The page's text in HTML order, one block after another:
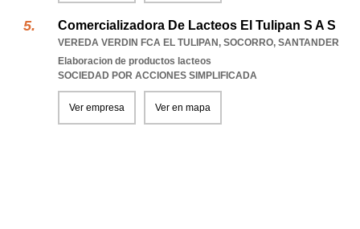
Comercializadora De Lacteos El Tulipan S A S
VEREDA VERDIN FCA EL TULIPAN, SOCORRO, SANTANDER
Elaboracion de productos lacteos
SOCIEDAD POR ACCIONES SIMPLIFICADA
Ver empresa Ver en mapa